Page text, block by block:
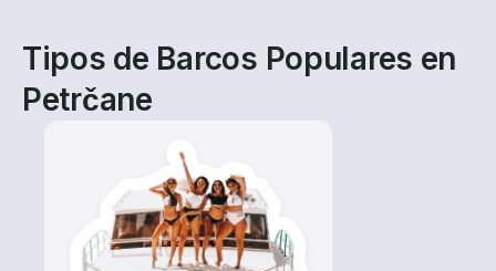
Tipos de Barcos Populares en
Petrčane